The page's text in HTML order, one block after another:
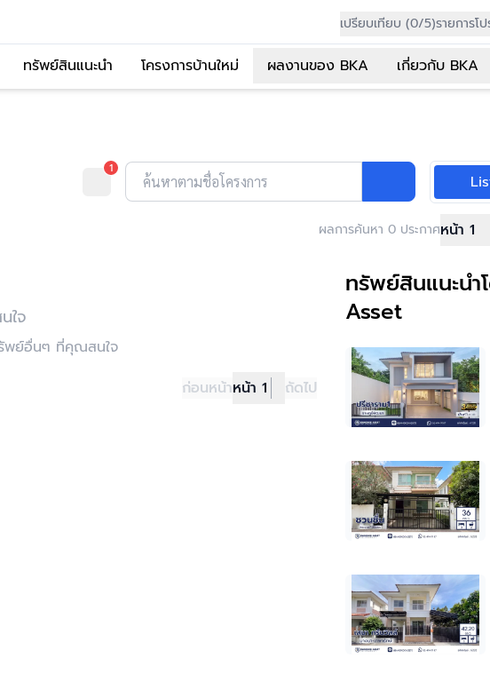
เปรียบเทียบ (0/5)รายการโ
ทรัพย์สินแนะนำ โครงการบ้านใหม่ ผลงานของ BKA เกี่ยวกับ BKA
1
ค้นหาตามชื่อโครงการ
ผลการค้นหา 0 ประกาศหน้า 1
ใจ
พย์อื่นๆ ที่คุณสนใจ
ก่อนหน้าหน้า 1 ถัดไป
ทรัพย์สินแนะน
Asset